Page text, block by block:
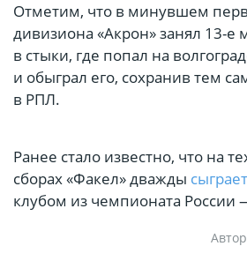
Отметим, что в минувшем
дивизиона «Акрон» занял 13-е
в стыки, где попал на
и обыграл его, сохранив тем
в РПЛ.
Ранее стало известно, что на
сборах «Факел» дважды сыграет
клубом из чемпионата России